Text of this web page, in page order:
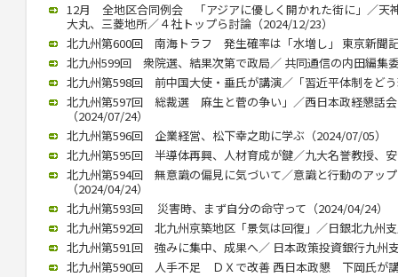
12月 全地区合同例会 「アジアに優しく開かれた街に」／天
大丸、三菱地所／４社トップら討論（2024/12/23）
北九州第600回 南海トラフ 発生確率は「水増し」 東京新聞
北九州599回 衆院選、結果次第で政局／ 共同通信の内田編集
北九州第598回 前中国大使・垂氏が講演／「習近平体制をど
北九州第597回 総裁選 麻生と菅の争い」／西日本政経懇話
（2024/07/24）
北九州第596回 企業経営、松下幸之助に学ぶ（2024/07/05）
北九州第595回 半導体再興、人材育成が鍵／九大名誉教授、
北九州第594回 無意識の偏見に気づいて／意識と行動のアッ
（2024/04/24）
北九州第593回 災害時、まず自分の命守って（2024/04/24）
北九州第592回 北九州京築地区「景気は回復」／日銀北九州
北九州第591回 強みに集中、成果へ／ 日本政策投資銀行九州
北九州第590回 人手不足 ＤＸで改善 西日本政懇 下岡氏が